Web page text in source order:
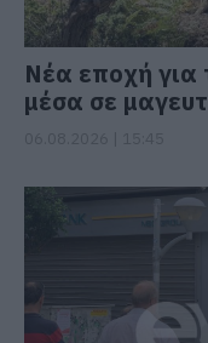
Νέα εποχή για
μέσα σε